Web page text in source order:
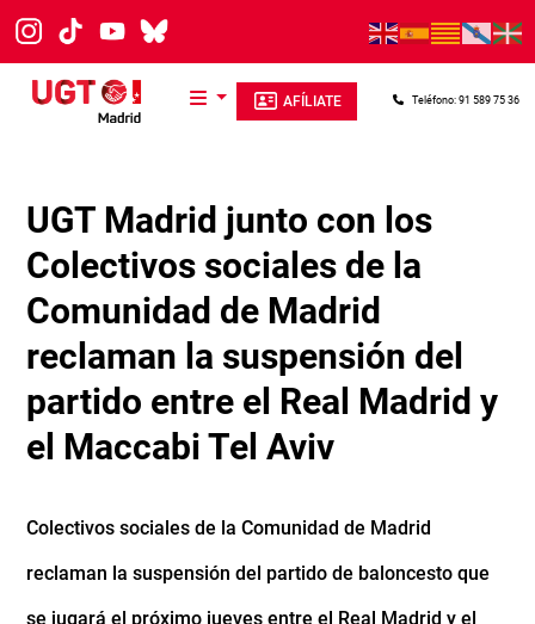
Pasar al contenido principal
AFÍLIATE Teléfono: 91 589 75 36
UGT Madrid junto con los
Colectivos sociales de la
Comunidad de Madrid
reclaman la suspensión del
partido entre el Real Madrid y
el Maccabi Tel Aviv
Colectivos sociales de la Comunidad de Madrid
reclaman la suspensión del partido de baloncesto que
se jugará el próximo jueves entre el Real Madrid y el